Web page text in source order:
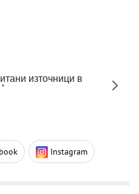
източници в
Instagram